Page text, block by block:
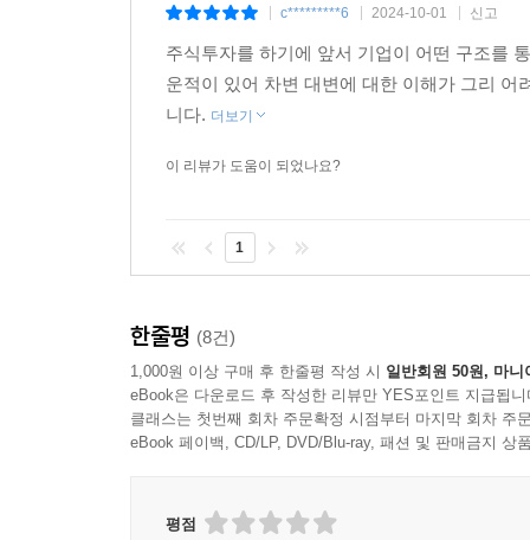
c*********6 2024-10-01 신고
주식투자를 하기에 앞서 기업이 어떤 구조를
운적이 있어 차변 대변에 대한 이해가 그리
니다. 더보기
이 리뷰가 도움이 되었나요?
1
한줄평 (8건)
1,000원 이상 구매 후 한줄평 작성 시 일반회원 50원, 마니
eBook은 다운로드 후 작성한 리뷰만 YES포인트 지급됩니
클래스는 첫번째 회차 주문확정 시점부터 마지막 회차 주
eBook 페이백, CD/LP, DVD/Blu-ray, 패션 및 판매금지 상
평점